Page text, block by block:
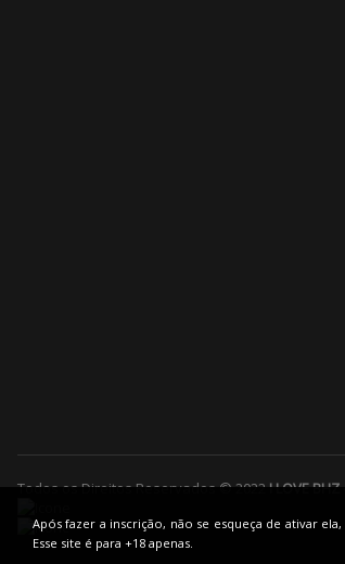
Todos os Direitos Reservados © 2022 I LOVE
Após fazer a inscrição, não se esqueça de ativar
Esse site é para +18 apenas.